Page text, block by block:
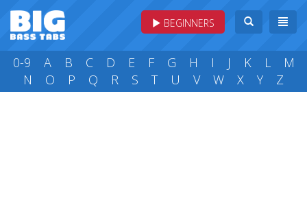
BEGINNERS
0-9 A B C D E F G H I J K L
M
N
O P Q R S T U V W X Y Z